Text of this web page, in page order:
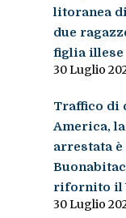
litoranea
due
figlia illese
30 Luglio
Traffico di
America,
arrestata
rifornito il
30 Luglio